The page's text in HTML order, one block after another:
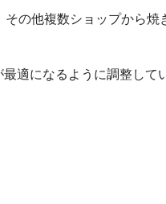
の他複数ショップから焼
適になるように調整して